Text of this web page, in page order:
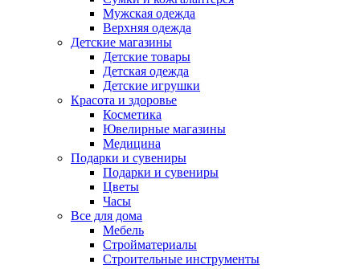
Мужская одежда
Верхняя одежда
Детские магазины
Детские товары
Детская одежда
Детские игрушки
Красота и здоровье
Косметика
Ювелирные магазины
Медицина
Подарки и сувениры
Подарки и сувениры
Цветы
Часы
Все для дома
Мебель
Стройматериалы
Строительные инструменты